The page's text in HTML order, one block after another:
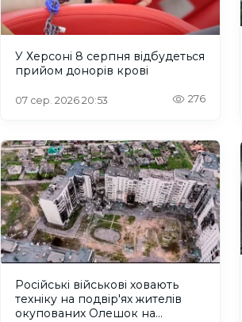
У Херсоні 8 серпня відбудеться
прийом донорів крові
07 сер. 2026 20:53 276
Російські військові ховають
техніку на подвір'ях жителів
окупованих Олешок на